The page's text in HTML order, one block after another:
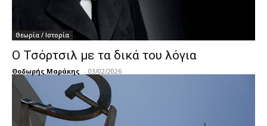
Θεωρία / Ιστορία
Ο Τσόρτσιλ με τα δικά του λόγια
Θοδωρής Μαράκης - 03/02/2026